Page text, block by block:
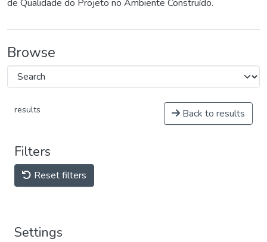
de Qualidade do Projeto no Ambiente Construído.
Browse
results Back to results
Filters
Reset filters
Settings